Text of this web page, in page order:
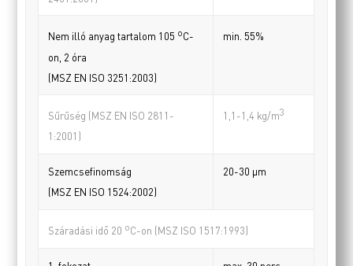
Nem illó anyag tartalom 105 oC-
on, 2 óra
(MSZ EN ISO 3251:2003)
min. 55%
Sűrűség (MSZ EN ISO 2811-
1:2001)
1,1-1,4 kg/m3
Szemcsefinomság
(MSZ EN ISO 1524:2002)
20-30 µm
Száradási idő 20 oC-on (MSZ ISO 1517:1993)